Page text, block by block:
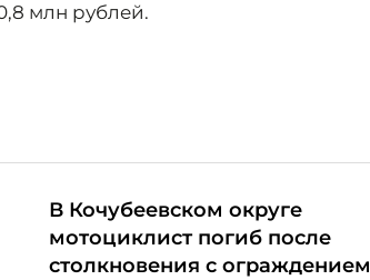
млн рублей.
В Кочубеевском округе
мотоциклист погиб после
столкновения с ограждением